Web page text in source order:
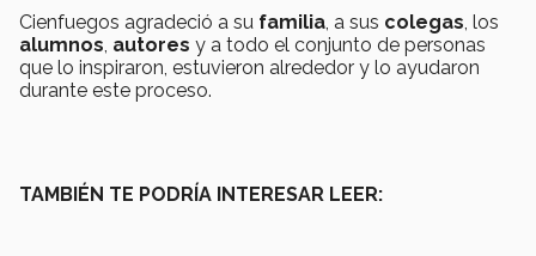
Cienfuegos agradeció a su familia , a sus colegas , los
alumnos autores y a todo el conjunto de personas
que lo inspiraron, estuvieron alrededor y lo ayudaron
durante este proceso.
TAMBIÉN TE PODRÍA INTERESAR LEER: